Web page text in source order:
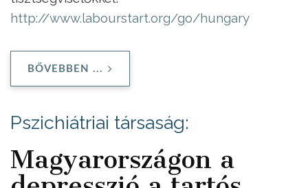
http://www.labourstart.org/go/hungary
BŐVEBBEN ...
Pszichiátriai társaság:
Magyarországon a